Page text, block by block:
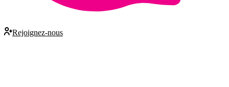
Rejoignez-nous